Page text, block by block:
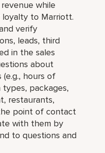
while
loyalty to Marriott.
verify
leads, third
in the sales
about
hours of
packages,
restaurants,
point of contact
with them by
to questions and